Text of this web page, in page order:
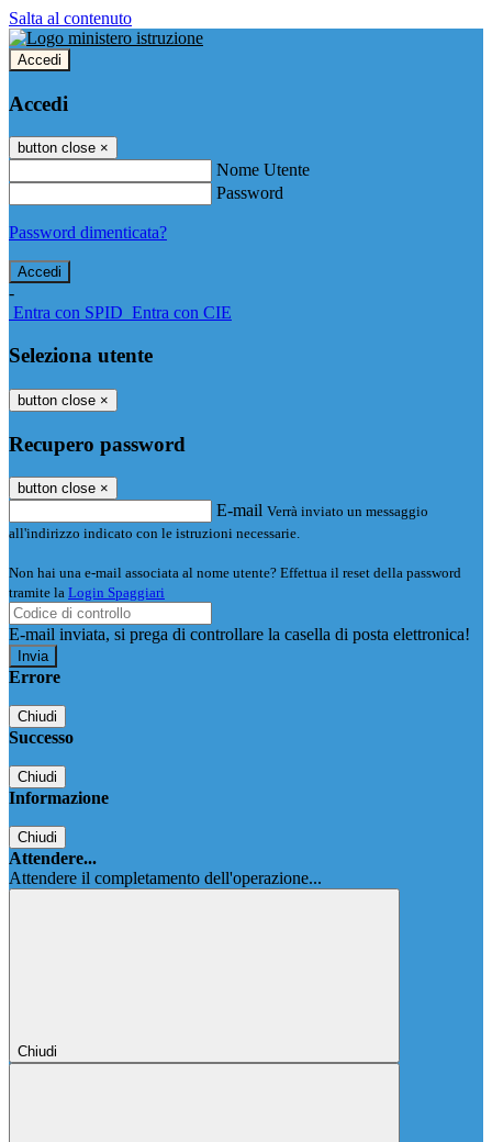
Salta al contenuto
Accedi
Accedi
button close ×
Nome Utente
Password
Password dimenticata?
-
Entra con SPID Entra con CIE
Seleziona utente
button close ×
Recupero password
button close ×
E-mail Verrà inviato un messaggio
all'indirizzo indicato con le istruzioni necessarie.
Non hai una e-mail associata al nome utente? Effettua il reset della password
tramite la Login Spaggiari
E-mail inviata, si prega di controllare la casella di posta elettronica!
Errore
Chiudi
Successo
Chiudi
Informazione
Chiudi
Attendere...
Attendere il completamento dell'operazione...
Chiudi